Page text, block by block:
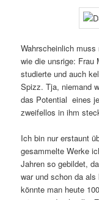
Wahrscheinlich
wie die unsrige: Frau
studierte und auch
Spizz. Tja, niemand
das Potential eines
zweifellos in ihm
Ich bin nur erstaunt
gesammelte Werke
Jahren so gebildet,
war und schon da
könnte man heute